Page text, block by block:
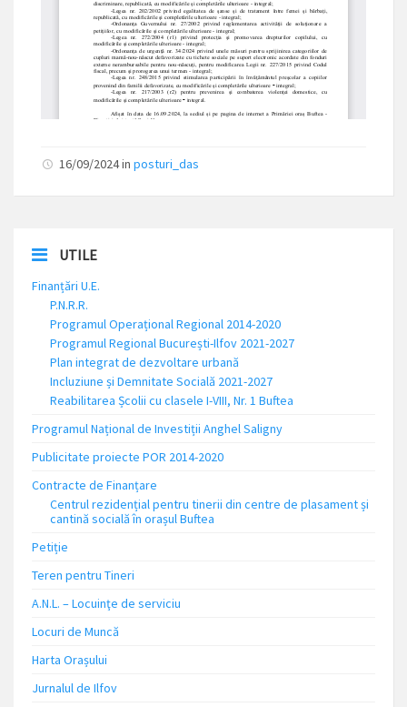
16/09/2024in posturi_das
UTILE
Finanțări U.E.
P.N.R.R.
Programul Operațional Regional 2014-2020
Programul Regional București-Ilfov 2021-2027
Plan integrat de dezvoltare urbană
Incluziune și Demnitate Socială 2021-2027
Reabilitarea Școlii cu clasele I-VIII, Nr. 1 Buftea
Programul Național de Investiții Anghel Saligny
Publicitate proiecte POR 2014-2020
Contracte de Finanțare
Centrul rezidențial pentru tinerii din centre de plasament și
cantină socială în orașul Buftea
Petiție
Teren pentru Tineri
A.N.L. – Locuinţe de serviciu
Locuri de Muncă
Harta Orașului
Jurnalul de Ilfov